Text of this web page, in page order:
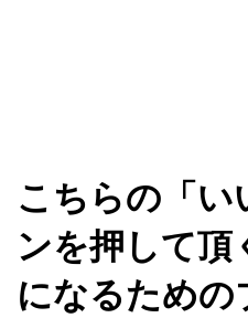
こちらの「い
ンを押して頂
になるため